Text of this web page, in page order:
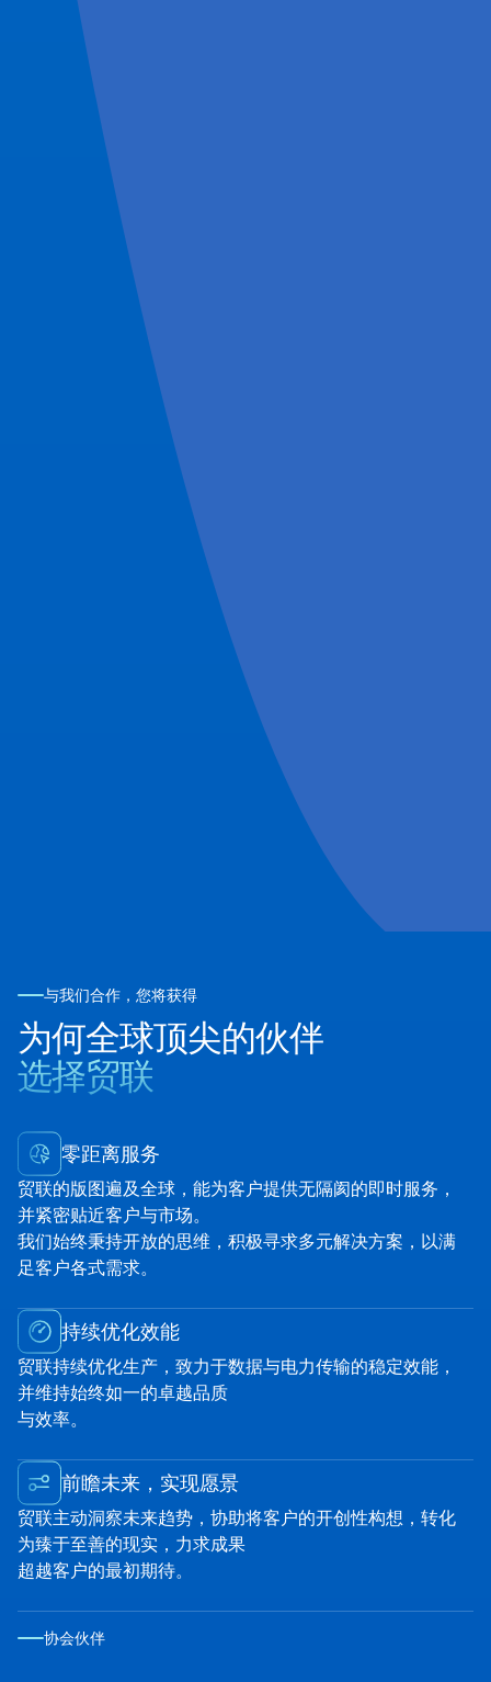
与我们合作，您将获得
为何全球顶尖的伙伴
选择贸联
零距离服务
贸联的版图遍及全球，能为客户提供无隔阂的即时服务，
并紧密贴近客户与市场。
我们始终秉持开放的思维，积极寻求多元解决方案，以满
足客户各式需求。
持续优化效能
贸联持续优化生产，致力于数据与电力传输的稳定效能，
并维持始终如一的卓越品质
与效率。
前瞻未来，实现愿景
贸联主动洞察未来趋势，协助将客户的开创性构想，转化
为臻于至善的现实，力求成果
超越客户的最初期待。
协会伙伴